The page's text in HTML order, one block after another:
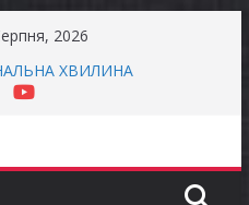
2026
школяра»
ХВИЛИНА